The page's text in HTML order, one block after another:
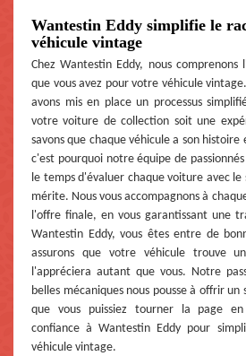
Wantestin Eddy simplifie le
véhicule vintage
Chez Wantestin Eddy, nous
que vous avez pour votre véhicule
avons mis en place un processus
votre voiture de collection soit une
savons que chaque véhicule a son
c'est pourquoi notre équipe de
le temps d'évaluer chaque voiture avec
mérite. Nous vous accompagnons à
l'offre finale, en vous garantissant une
Wantestin Eddy, vous êtes entre de
assurons que votre véhicule trouve
l'appréciera autant que vous. Notre
belles mécaniques nous pousse à offrir un
que vous puissiez tourner la page
confiance à Wantestin Eddy pour
véhicule vintage.